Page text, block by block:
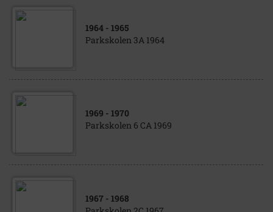
1964 - 1965
Parkskolen 3A 1964
1969 - 1970
Parkskolen 6 CA 1969
1967 - 1968